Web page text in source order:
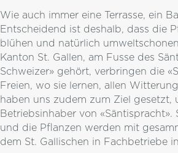
Wie auch immer eine Terrasse, ein
Entscheidend ist deshalb, dass die
blühen und natürlich
Kanton St. Gallen, am Fusse des
Schweizer» gehört, verbringen die
Freien, wo sie lernen, allen
haben uns zudem zum Ziel
Betriebsinhaber von
und die Pflanzen werden mit
dem St. Gallischen in Fachbetriebe